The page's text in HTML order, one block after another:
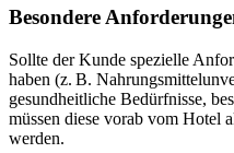
Besondere
Sollte der Kunde spezielle
haben (z. B.
gesundheitliche Bedürfnisse,
müssen diese vorab vom Hotel
werden.